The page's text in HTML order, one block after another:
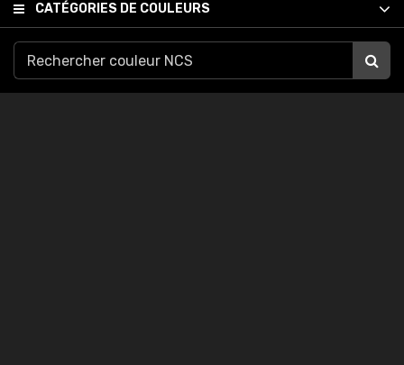
CATÉGORIES DE COULEURS